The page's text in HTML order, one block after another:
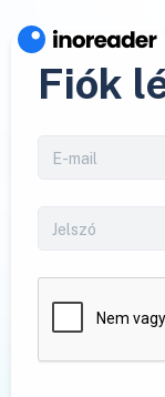
Fiók